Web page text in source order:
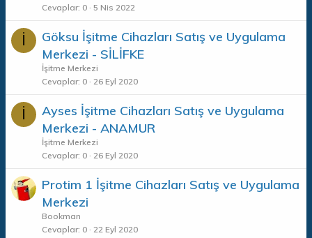
Cevaplar 0 5 Nis 2022
İ
Göksu İşitme Cihazları Satış ve Uygulama
Merkezi - SİLİFKE
İşitme Merkezi
Cevaplar 0 26 Eyl 2020
İ
Ayses İşitme Cihazları Satış ve Uygulama
Merkezi - ANAMUR
İşitme Merkezi
Cevaplar 0 26 Eyl 2020
Protim 1 İşitme Cihazları Satış ve Uygulama
Merkezi
Bookman
Cevaplar 0 22 Eyl 2020